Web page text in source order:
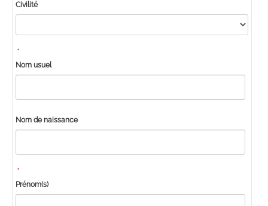
Civilité
*
Nom usuel
Nom de naissance
*
Prénom(s)